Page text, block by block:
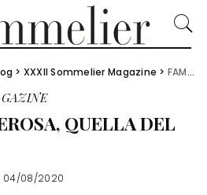
> XXXIl Sommelier Magazine > FAMIGLIA NUMEROSA, QUELLA DEL GAGLIOPPO!
QUELLA DEL
04/08/2020